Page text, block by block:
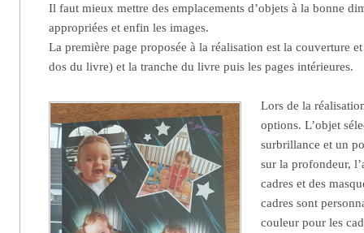
Il faut mieux mettre des emplacements d’objets à la bonne
appropriées et enfin les images.
La première page proposée à la réalisation est la couverture
dos du livre) et la tranche du livre puis les pages intérieures.
Lors de la
options. L’objet
surbrillance et un
sur la profondeur,
cadres et des
cadres sont
couleur pour les